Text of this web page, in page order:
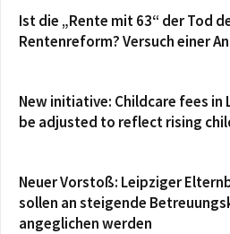
Ist die „Rente mit 63“ der Tod
Rentenreform? Versuch einer
New initiative: Childcare fees in
be adjusted to reflect rising
Neuer Vorstoß: Leipziger
sollen an steigende
angeglichen werden